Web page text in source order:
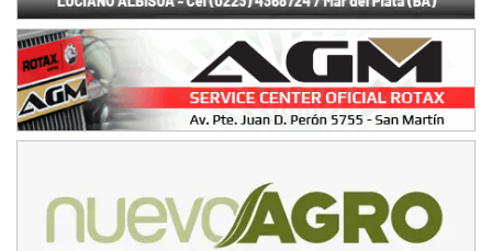
Parque de la Velocidad (Asfalto)
Villaguay (Entre Ríos)
VICTORIENSE - F7
El Cerro (Tierra)
Victoria (Entre Ríos)
Gral. E. Godoy (Río Negro)
CSK - F7